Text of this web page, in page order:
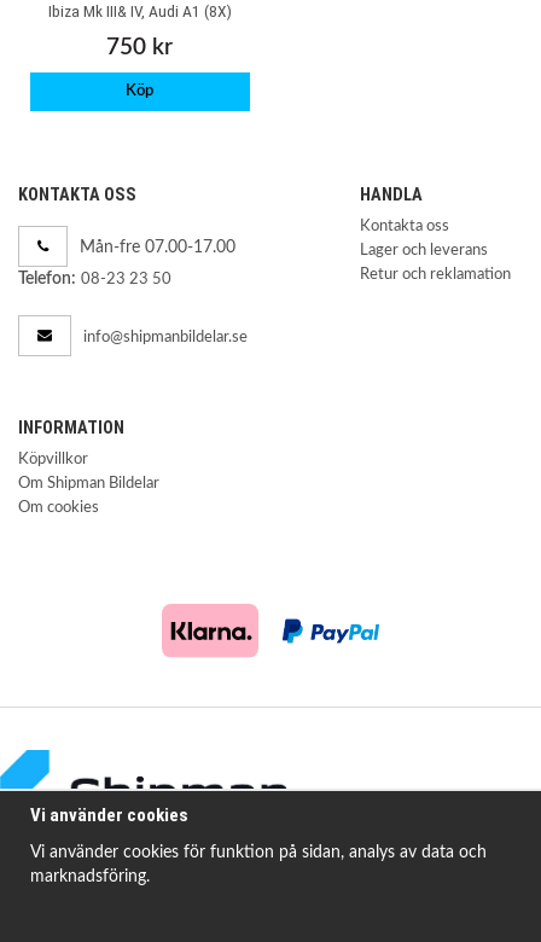
Ibiza Mk III& IV, Audi A1 (8X)
750 kr
Köp
KONTAKTA OSS
Mån-fre 07.00-17.00
Telefon: 08-23 23 50
info@shipmanbildelar.se
HANDLA
Kontakta oss
Lager och leverans
Retur och reklamation
INFORMATION
Köpvillkor
Om Shipman Bildelar
Om cookies
Vi använder cookies
Vi använder cookies för funktion på sidan, analys av data och
marknadsföring.